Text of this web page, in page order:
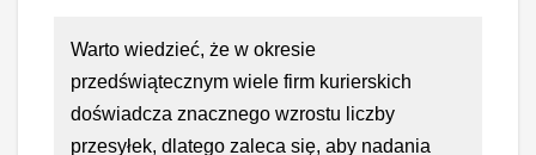
Warto wiedzieć, że w okresie
przedświątecznym wiele firm kurierskich
doświadcza znacznego wzrostu liczby
przesyłek, dlatego zaleca się, aby nadania